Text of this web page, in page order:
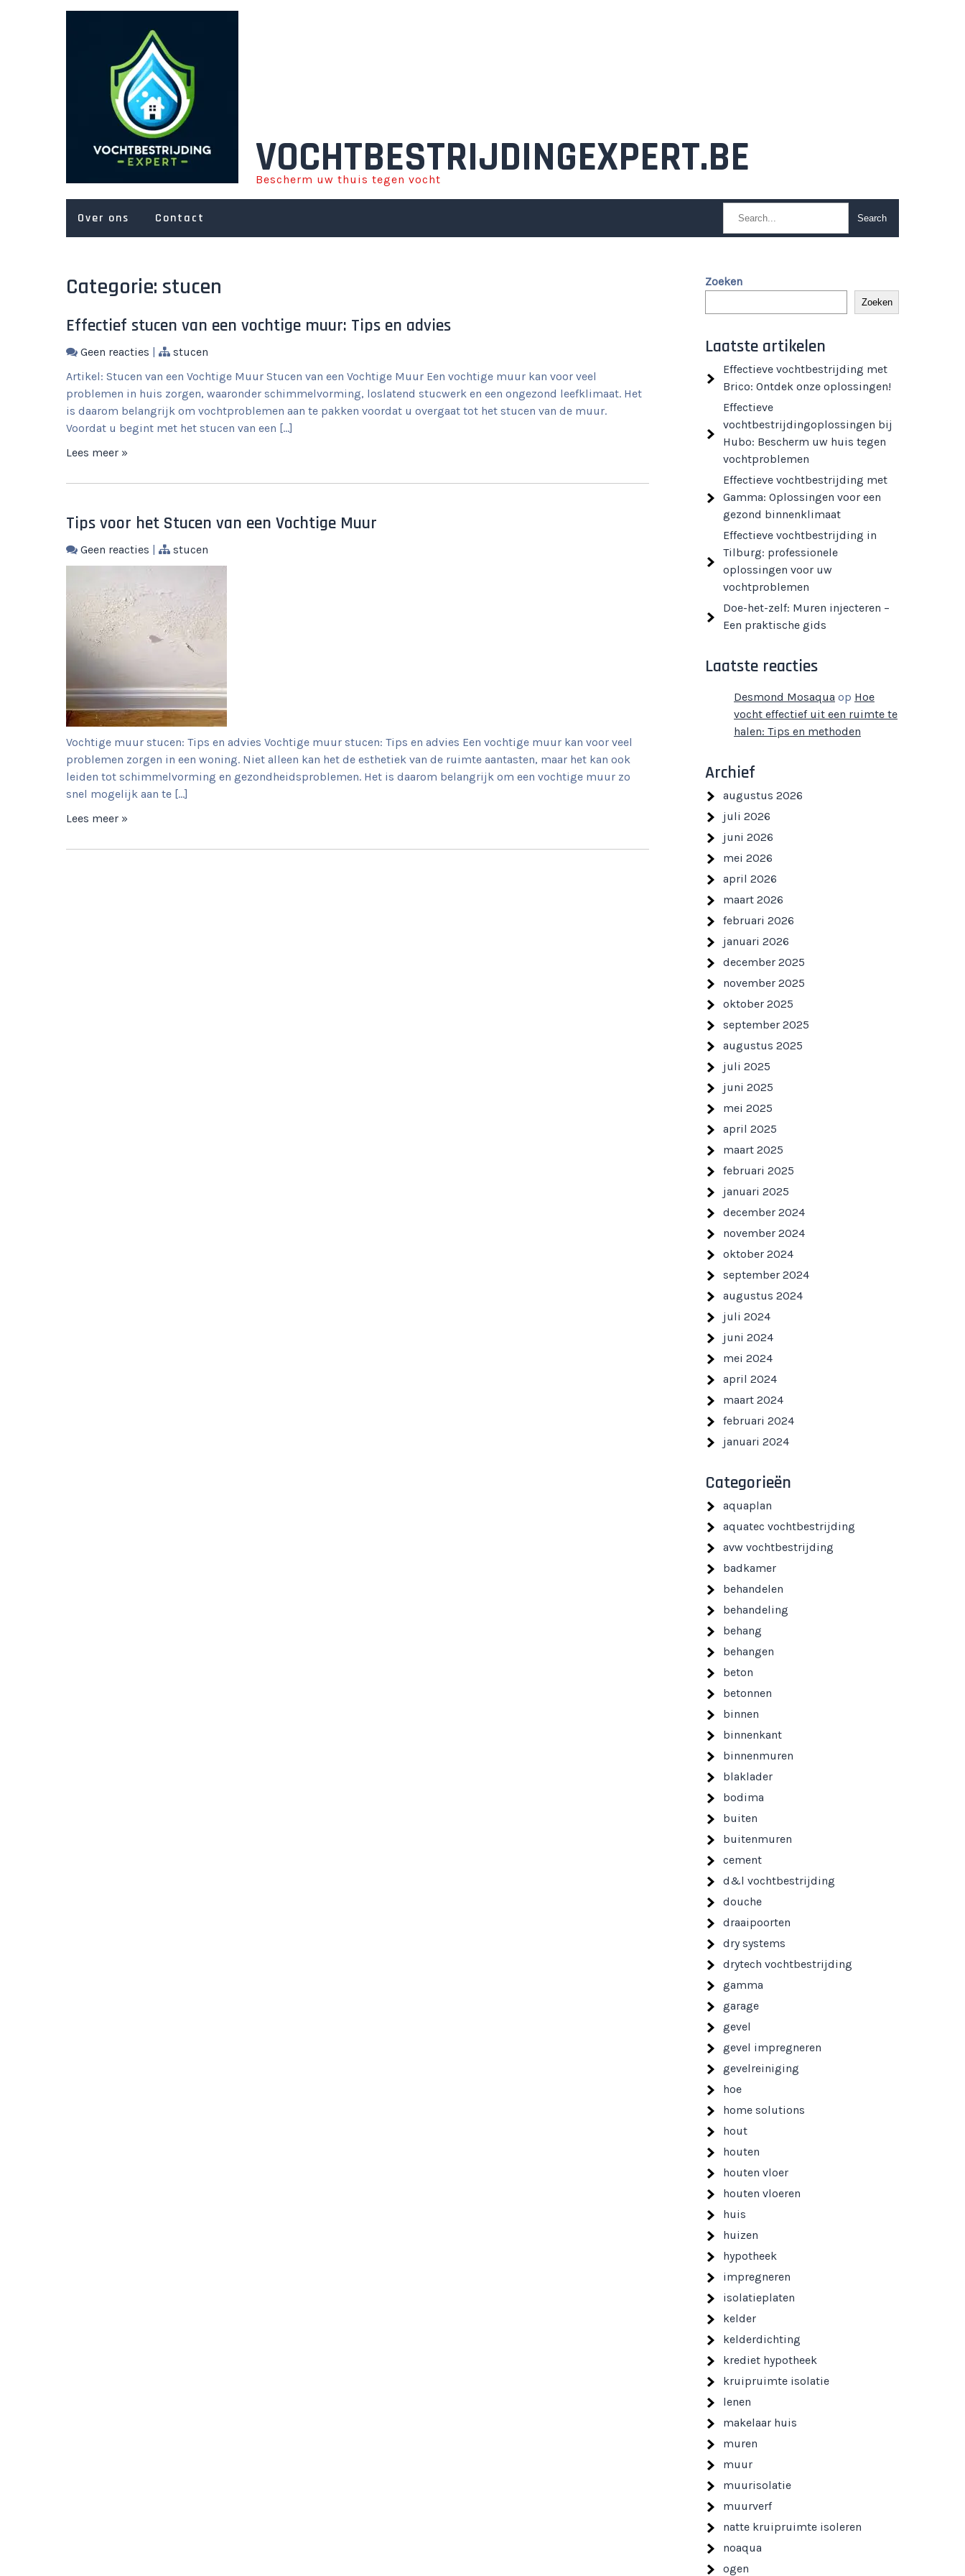
VOCHTBESTRIJDINGEXPERT.BE
Bescherm uw thuis tegen vocht
Over ons Contact
Categorie: stucen
Effectief stucen van een vochtige muur: Tips en advies
Geen reacties |
stucen
Artikel: Stucen van een Vochtige Muur Stucen van een Vochtige Muur Een vochtige muur kan voor veel
problemen in huis zorgen, waaronder schimmelvorming, loslatend stucwerk en een ongezond leefklimaat. Het
is daarom belangrijk om vochtproblemen aan te pakken voordat u overgaat tot het stucen van de muur.
Voordat u begint met het stucen van een […]
Lees meer »
Tips voor het Stucen van een Vochtige Muur
Geen reacties | stucen
Vochtige muur stucen: Tips en advies Vochtige muur stucen: Tips en advies Een vochtige muur kan voor veel
problemen zorgen in een woning. Niet alleen kan het de esthetiek van de ruimte aantasten, maar het kan ook
leiden tot schimmelvorming en gezondheidsproblemen. Het is daarom belangrijk om een vochtige muur zo
snel mogelijk aan te […]
Lees meer »
Zoeken
Zoeken
Laatste artikelen
Effectieve vochtbestrijding met
Brico: Ontdek onze oplossingen!
Effectieve
vochtbestrijdingoplossingen bij
Hubo: Bescherm uw huis tegen
vochtproblemen
Effectieve vochtbestrijding met
Gamma: Oplossingen voor een
gezond binnenklimaat
Effectieve vochtbestrijding in
Tilburg: professionele
oplossingen voor uw
vochtproblemen
Doe-het-zelf: Muren injecteren –
Een praktische gids
Laatste reacties
Desmond Mosaqua op Hoe
vocht effectief uit een ruimte te
halen: Tips en methoden
Archief
augustus 2026
juli 2026
juni 2026
mei 2026
april 2026
maart 2026
februari 2026
januari 2026
december 2025
november 2025
oktober 2025
september 2025
augustus 2025
juli 2025
juni 2025
mei 2025
april 2025
maart 2025
februari 2025
januari 2025
december 2024
november 2024
oktober 2024
september 2024
augustus 2024
juli 2024
juni 2024
mei 2024
april 2024
maart 2024
februari 2024
januari 2024
Categorieën
aquaplan
aquatec vochtbestrijding
avw vochtbestrijding
badkamer
behandelen
behandeling
behang
behangen
beton
betonnen
binnen
binnenkant
binnenmuren
blaklader
bodima
buiten
buitenmuren
cement
d&l vochtbestrijding
douche
draaipoorten
dry systems
drytech vochtbestrijding
gamma
garage
gevel
gevel impregneren
gevelreiniging
hoe
home solutions
hout
houten
houten vloer
houten vloeren
huis
huizen
hypotheek
impregneren
isolatieplaten
kelder
kelderdichting
krediet hypotheek
kruipruimte isolatie
lenen
makelaar huis
muren
muur
muurisolatie
muurverf
natte kruipruimte isoleren
noaqua
ogen